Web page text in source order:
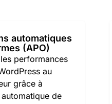
automatiques
(APO)
performances
au
grâce à
de